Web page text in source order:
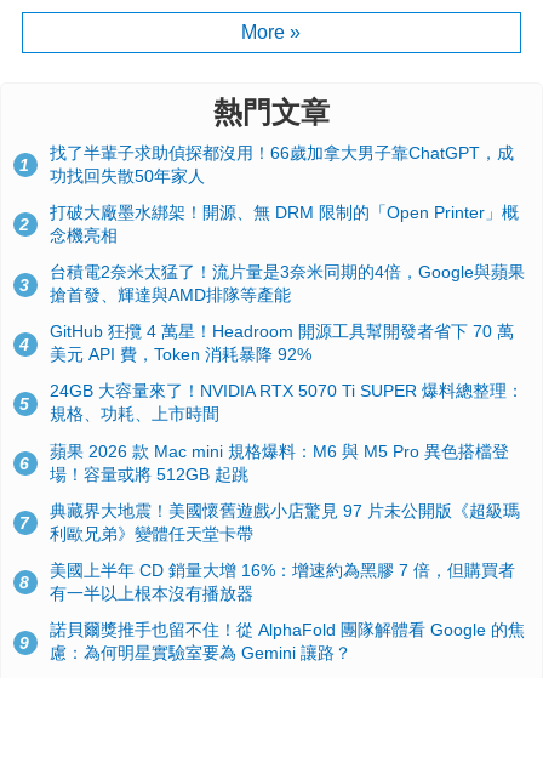
More »
熱門文章
1
找了半輩子求助偵探都沒用！66歲加拿大男子靠ChatGPT，成
功找回失散50年家人
2
打破大廠墨水綁架！開源、無 DRM 限制的「Open Printer」概
念機亮相
3
台積電2奈米太猛了！流片量是3奈米同期的4倍，Google與蘋果
搶首發、輝達與AMD排隊等產能
4
GitHub 狂攬 4 萬星！Headroom 開源工具幫開發者省下 70 萬
美元 API 費，Token 消耗暴降 92%
5
24GB 大容量來了！NVIDIA RTX 5070 Ti SUPER 爆料總整理：
規格、功耗、上市時間
6
蘋果 2026 款 Mac mini 規格爆料：M6 與 M5 Pro 異色搭檔登
場！容量或將 512GB 起跳
7
典藏界大地震！美國懷舊遊戲小店驚見 97 片未公開版《超級瑪
利歐兄弟》變體任天堂卡帶
8
美國上半年 CD 銷量大增 16%：增速約為黑膠 7 倍，但購買者
有一半以上根本沒有播放器
9
諾貝爾獎推手也留不住！從 AlphaFold 團隊解體看 Google 的焦
慮：為何明星實驗室要為 Gemini 讓路？